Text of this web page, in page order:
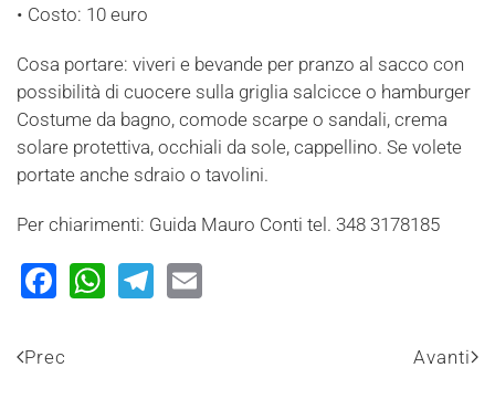
• Costo: 10 euro
Cosa portare: viveri e bevande per pranzo al sacco con
possibilità di cuocere sulla griglia salcicce o hamburger
Costume da bagno, comode scarpe o sandali, crema
solare protettiva, occhiali da sole, cappellino. Se volete
portate anche sdraio o tavolini.
Per chiarimenti: Guida Mauro Conti tel. 348 3178185
Facebook
WhatsApp
Telegram
Prec Avanti